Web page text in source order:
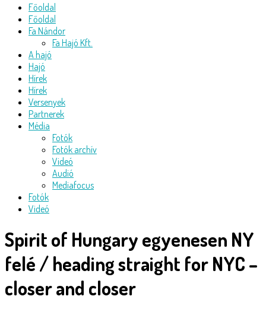
Főoldal
Főoldal
Fa Nándor
Fa Hajó Kft.
A hajó
Hajó
Hírek
Hírek
Versenyek
Partnerek
Média
Fotók
Fotók archív
Videó
Audió
Mediafocus
Fotók
Videó
Spirit of Hungary egyenesen NY
felé / heading straight for NYC –
closer and closer